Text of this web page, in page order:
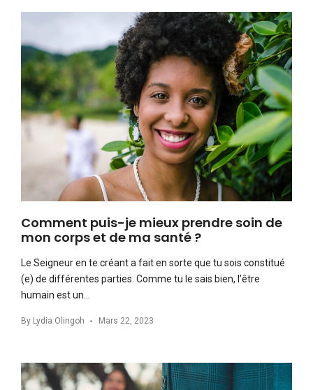
Comment puis-je mieux prendre soin de
mon corps et de ma santé ?
Le Seigneur en te créant a fait en sorte que tu sois constitué
(e) de différentes parties. Comme tu le sais bien, l’être
humain est un…
By Lydia Olingoh Mars 22, 2023